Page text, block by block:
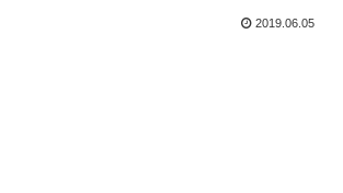
2019.06.05